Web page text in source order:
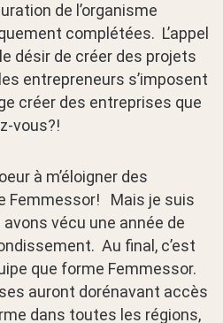
de l’organisme
complétées. L’appel
désir de créer des projets
entrepreneurs s’imposent
créer des entreprises que
vous?!
à m’éloigner des
Femmessor! Mais je suis
vécu une année de
Au final, c’est
que forme Femmessor.
auront dorénavant accès
dans toutes les régions,